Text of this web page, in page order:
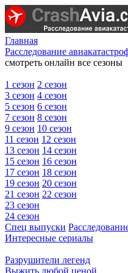
Главная
Расследование
смотреть онлайн все сезоны
1 сезон 2 сезон
3 сезон 4 сезон
5 сезон 6 сезон
7 сезон 8 сезон
9 сезон 10 сезон
11 сезон 12 сезон
13 сезон 14 сезон
15 сезон 16 сезон
17 сезон 18 сезон
19 сезон 20 сезон
21 сезон 22 сезон
23 сезон
24 сезон
Спец выпуски
Интересные сериалы
Разрушители легенд
Выжить любой ценой